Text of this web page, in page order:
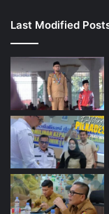
Last Modified